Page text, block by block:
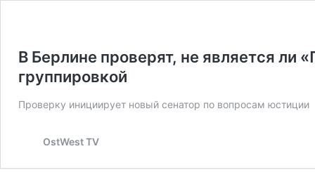
В Берлине проверят, не является ли
группировкой
Проверку инициирует новый сенатор по вопросам юстиции
OstWest TV